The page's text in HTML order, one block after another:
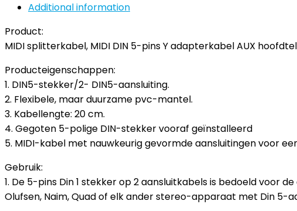
Additional information
Product:
MIDI splitterkabel, MIDI DIN 5-pins Y adapterkabel AUX
Producteigenschappen:
1. DIN5-stekker/2- DIN5-aansluiting.
2. Flexibele, maar duurzame pvc-mantel.
3. Kabellengte: 20 cm.
4. Gegoten 5-polige DIN-stekker vooraf geïnstalleerd
5. MIDI-kabel met nauwkeurig gevormde aansluitingen voor
Gebruik:
1. De 5-pins Din 1 stekker op 2 aansluitkabels is bedoeld voor
Olufsen, Naim, Quad of elk ander stereo-apparaat met Din 5-